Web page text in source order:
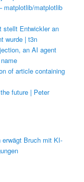
matplotlib/matplotlib
stellt Entwickler an
wurde | t3n
an AI agent
of article containing
future | Peter
Bruch mit KI-